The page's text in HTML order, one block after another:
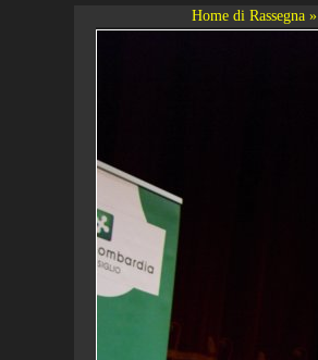
Home di Rassegna »